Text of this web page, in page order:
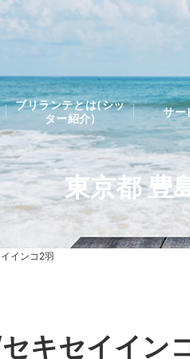
東京都 豊
インコ2羽
キセイイン
ブリランテとは(シッ
ター紹介)
サー